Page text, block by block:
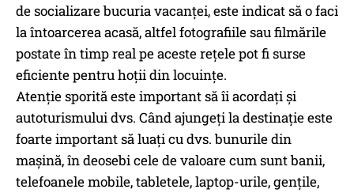
de socializare bucuria vacanței, este indicat să o faci
la întoarcerea acasă, altfel fotografiile sau filmările
postate în timp real pe aceste rețele pot fi surse
eficiente pentru hoţii din locuințe.
Atenție sporită este important să îi acordați și
autoturismului dvs. Când ajungeți la destinație este
foarte important să luați cu dvs. bunurile din
mașină, în deosebi cele de valoare cum sunt banii,
telefoanele mobile, tabletele, laptop-urile, gențile,